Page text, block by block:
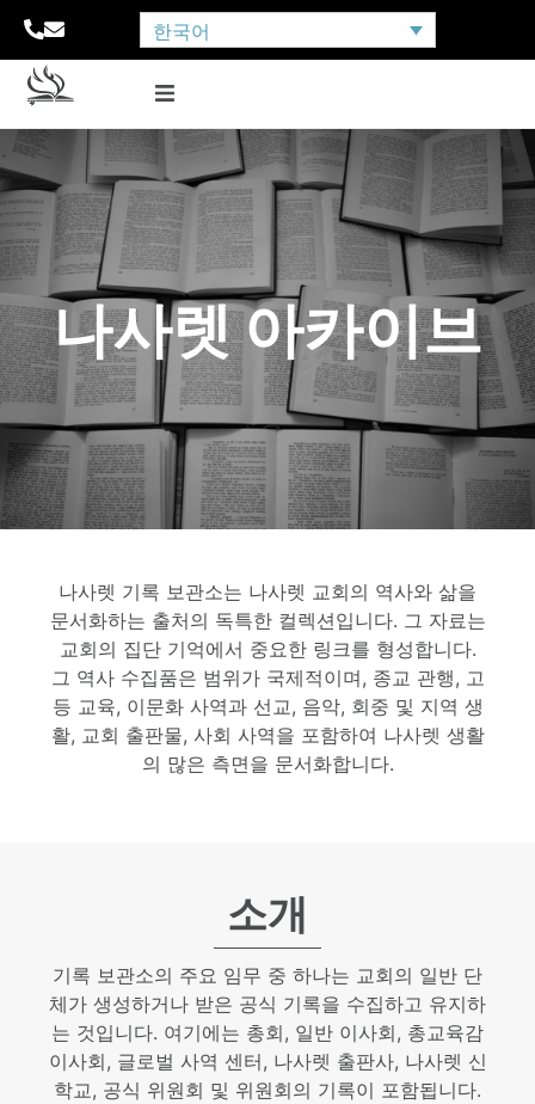
한국어
나사렛 아카이브
나사렛 기록 보관소는 나사렛 교회의 역사와 삶을
문서화하는 출처의 독특한 컬렉션입니다. 그 자료는
교회의 집단 기억에서 중요한 링크를 형성합니다.
그 역사 수집품은 범위가 국제적이며, 종교 관행, 고
등 교육, 이문화 사역과 선교, 음악, 회중 및 지역 생
활, 교회 출판물, 사회 사역을 포함하여 나사렛 생활
의 많은 측면을 문서화합니다.
소개
기록 보관소의 주요 임무 중 하나는 교회의 일반 단
체가 생성하거나 받은 공식 기록을 수집하고 유지하
는 것입니다. 여기에는 총회, 일반 이사회, 총교육감
이사회, 글로벌 사역 센터, 나사렛 출판사, 나사렛 신
학교, 공식 위원회 및 위원회의 기록이 포함됩니다.